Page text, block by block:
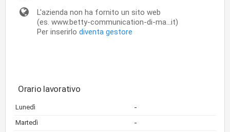
L'azienda non ha fornito un sito web
(es. www.betty-communication-di-ma...it)
Per inserirlo diventa gestore
Orario lavorativo
Lunedì -
Martedì -